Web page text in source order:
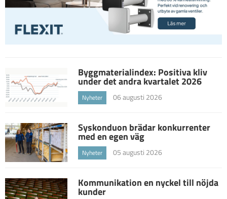
Byggmaterialindex: Positiva kliv
under det andra kvartalet 2026
Nyheter 06 augusti 2026
Syskonduon brädar konkurrenter
med en egen väg
Nyheter 05 augusti 2026
Kommunikation en nyckel till nöjda
kunder